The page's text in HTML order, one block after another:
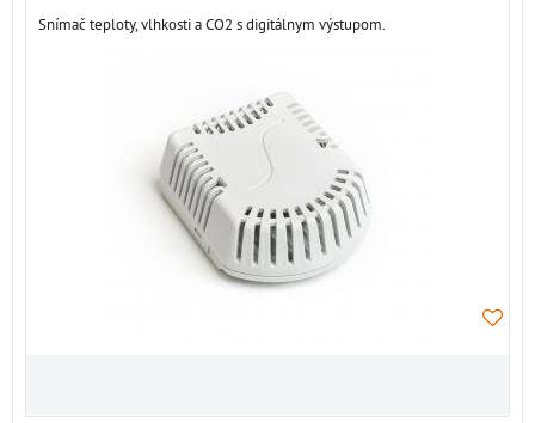
Snímač teploty, vlhkosti a CO2 s digitálnym výstupom.